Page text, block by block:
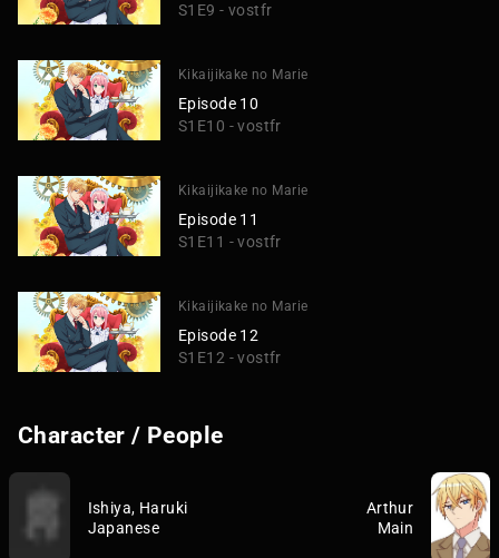
S1E9 - vostfr
Kikaijikake no Marie
Episode 10
S1E10 - vostfr
Kikaijikake no Marie
Episode 11
S1E11 - vostfr
Kikaijikake no Marie
Episode 12
S1E12 - vostfr
Character / People
Ishiya, Haruki
Japanese
Arthur
Main